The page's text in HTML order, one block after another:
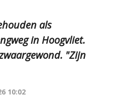
als
in Hoogvliet.
"Zijn
10:02